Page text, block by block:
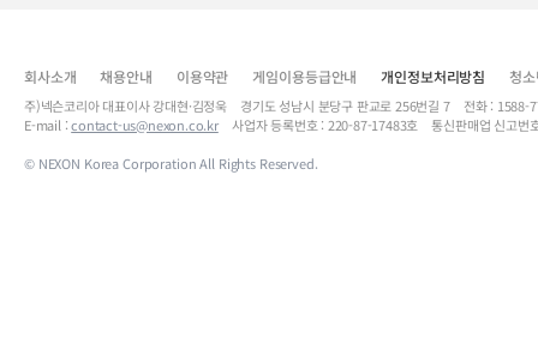
회사소개 채용안내 이용약관 게임이용등급안내 개인정보처리방침 청
주)넥슨코리아 대표이사 강대현·김정욱 경기도 성남시 분당구 판교로 256번길 7 전화 :
E-mail :contact-us@nexon.co.kr사업자 등록번호 : 220-87-17483호 통신판매업 신고번
© NEXON Korea Corporation All Rights Reserved.